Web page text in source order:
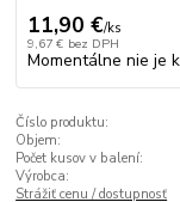
11,90 €/ks
9,67 € bez DPH
Momentálne nie je
Číslo produktu:
Objem:
Počet kusov v balení:
Výrobca:
Strážiť cenu / dostupnosť